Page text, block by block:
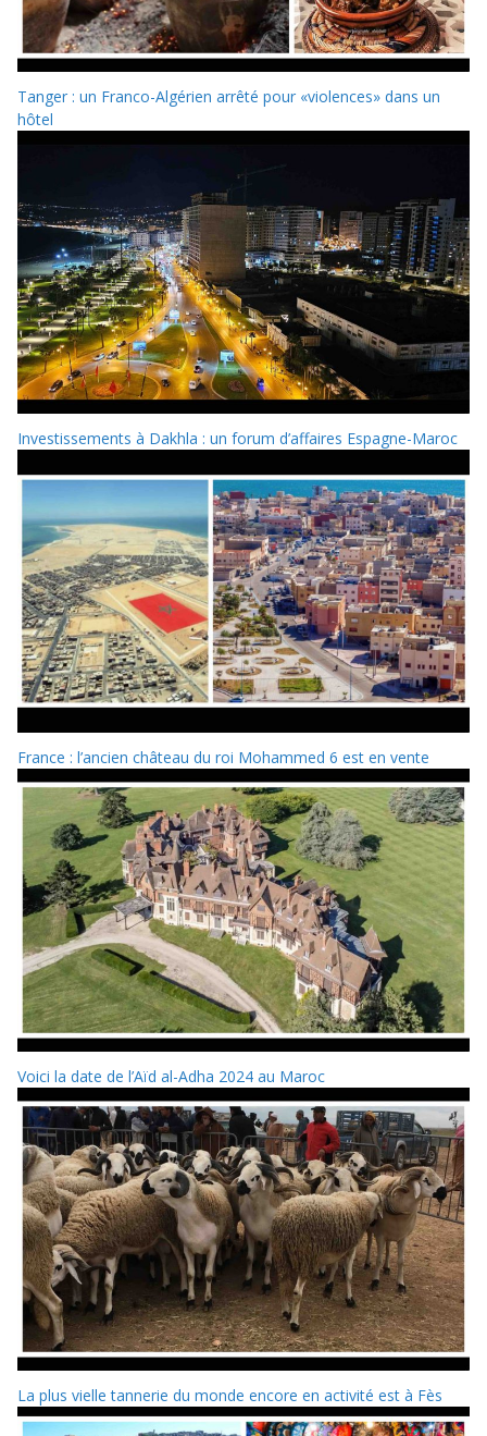
Tanger : un Franco-Algérien arrêté pour «violences» dans un
hôtel
Investissements à Dakhla : un forum d’affaires Espagne-Maroc
France : l’ancien château du roi Mohammed 6 est en vente
Voici la date de l’Aïd al-Adha 2024 au Maroc
La plus vielle tannerie du monde encore en activité est à Fès